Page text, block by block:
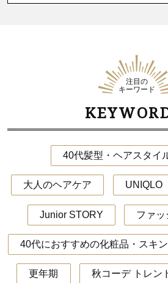
注目の
キーワード
40代髪型・ヘアスタイ
大人のヘアケア UNIQLO
Junior STORY ファ
更年期 秋コーデ トレン